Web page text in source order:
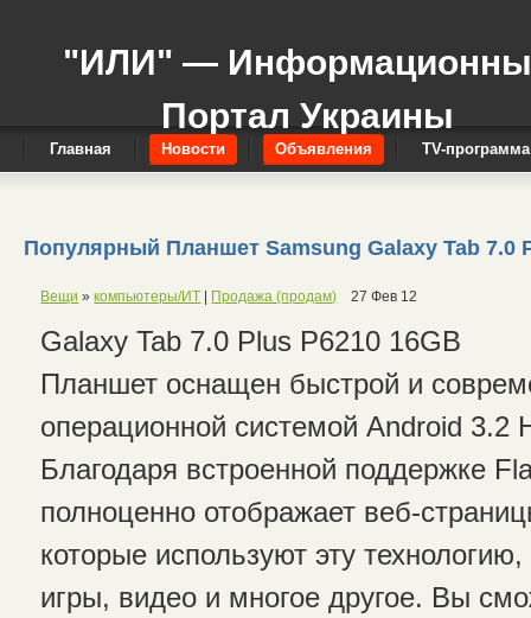
"ИЛИ" —
Портал Украины
Главная Новости Объявления TV-программа
Популярный Планшет Samsung Galaxy Tab 7.0
Вещи »компьютеры/ИТ Продажа (продам) 27 Фев 12
Galaxy Tab 7.0 Plus P6210 16GB
Планшет оснащен быстрой и
операционной системой Android 3.2
Благодаря встроенной поддержке
полноценно отображает веб-
которые используют эту
игры, видео и многое другое. Вы